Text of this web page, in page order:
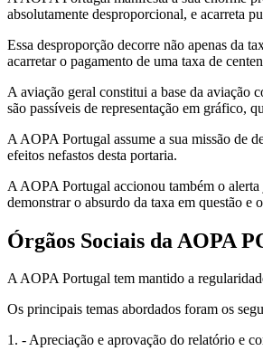
absolutamente desproporcional, e acarreta
Essa desproporção decorre não apenas da
acarretar o pagamento de uma taxa de
A aviação geral constitui a base da aviação
são passíveis de representação em gráfico,
A AOPA Portugal assume a sua missão de
efeitos nefastos desta portaria.
A AOPA Portugal accionou também o
demonstrar o absurdo da taxa em questão e
Órgãos Sociais da AOPA
A AOPA Portugal tem mantido a
Os principais temas abordados foram os
1. - Apreciação e aprovação do relatório e